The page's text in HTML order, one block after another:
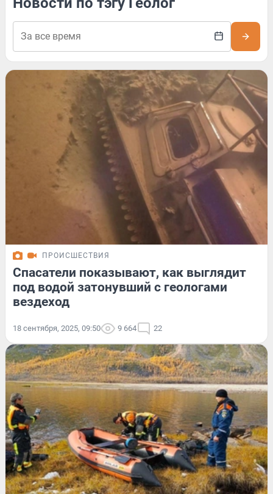
ПРОИСШЕСТВИЯ
Спасатели показывают, как выглядит
под водой затонувший с геологами
вездеход
18 сентября, 2025, 09:50 9 664 22